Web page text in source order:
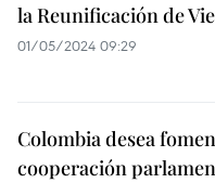
la Reunificación de
01/05/2024 09:29
Colombia desea
cooperación